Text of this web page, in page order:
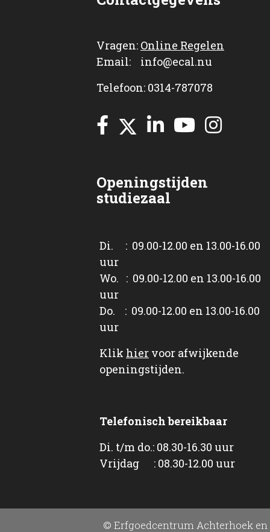
Vragen: Online Regelen
Email: info@ecal.nu
Telefoon: 0314-787078
Openingstijden
studiezaal
Di. : 09.00-12.00 en 13.00-16.00
uur
Wo. : 09.00-12.00 en 13.00-16.00
uur
Do. : 09.00-12.00 en 13.00-16.00
uur
Klik hier voor afwijkende
openingstijden.
Telefonisch bereikbaar
Di. t/m do.: 08.30-16.30 uur
Vrijdag : 08.30-12.00 uur
© Erfgoedcentrum Achterhoek en